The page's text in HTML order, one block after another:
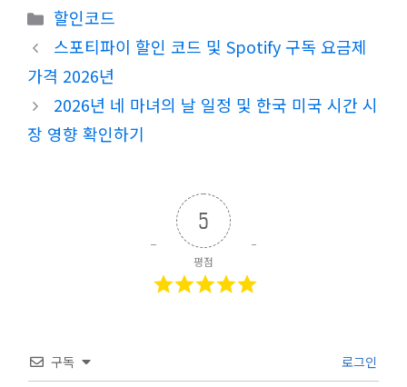
카
테
고
리
할인코드
스포티파이 할인 코드 및 Spotify 구독 요금제
가격 2026년
2026년 네 마녀의 날 일정 및 한국 미국 시간 시
장 영향 확인하기
5
평점
구독 로그인